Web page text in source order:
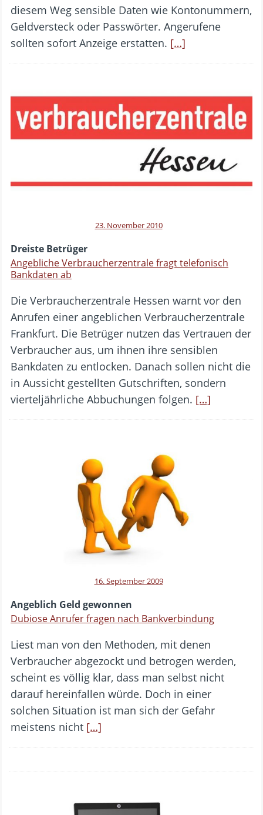
diesem Weg sensible Daten wie Kontonummern,
Geldversteck oder Passwörter. Angerufene
sollten sofort Anzeige erstatten. […]
23. November 2010
Dreiste Betrüger
Angebliche Verbraucherzentrale fragt telefonisch
Bankdaten ab
Die Verbraucherzentrale Hessen warnt vor den
Anrufen einer angeblichen Verbraucherzentrale
Frankfurt. Die Betrüger nutzen das Vertrauen der
Verbraucher aus, um ihnen ihre sensiblen
Bankdaten zu entlocken. Danach sollen nicht die
in Aussicht gestellten Gutschriften, sondern
vierteljährliche Abbuchungen folgen. […]
16. September 2009
Angeblich Geld gewonnen
Dubiose Anrufer fragen nach Bankverbindung
Liest man von den Methoden, mit denen
Verbraucher abgezockt und betrogen werden,
scheint es völlig klar, dass man selbst nicht
darauf hereinfallen würde. Doch in einer
solchen Situation ist man sich der Gefahr
meistens nicht […]